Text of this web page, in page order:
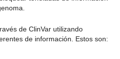
de ClinVar utilizando
de información. Estos son: